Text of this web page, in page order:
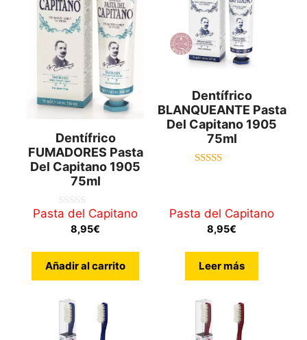
Dentífrico
FUMADORES Pasta
Del Capitano 1905
75ml
0
Pasta del Capitano
8,95€
Añadir al carrito
Dentífrico
BLANQUEANTE Pasta
Del Capitano 1905
75ml
Pasta del Capitano
8,95€
Leer más